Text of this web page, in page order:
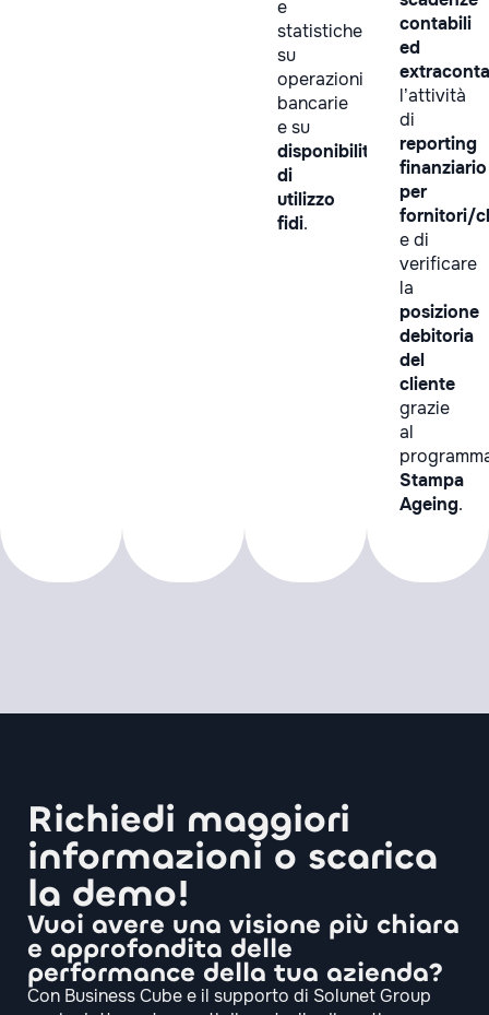
e
statistiche
su
operazioni
bancarie
e su
disponibilità
di
utilizzo
fidi.
contabili
ed
l’attività
di
reporting
finanziario
per
fornitori/
e di
verificare
la
posizione
debitoria
del
cliente
grazie
al
Stampa
Ageing.
Richiedi maggiori
informazioni o scarica
la demo!
Vuoi avere una visione più chiara
e approfondita delle
performance della tua azienda?
Con Business Cube e il supporto di Solunet Group